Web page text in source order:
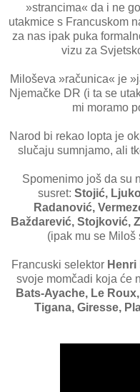
»strancima« da i ne
utakmice s Francuskom
za nas ipak puka
vizu za
Miloševa »računica« je
Njemačke DR (i ta se
mi moramo
Narod bi rekao lopta je
slučaju sumnjamo, ali
Spomenimo još da su
susret: Stojić,
Radanović,
Baždarević, Stojković,
(ipak mu se Miloš
Francuski selektor Henri
svoje momčadi koja će
Bats-Ayache, Le
Tigana, Giresse,